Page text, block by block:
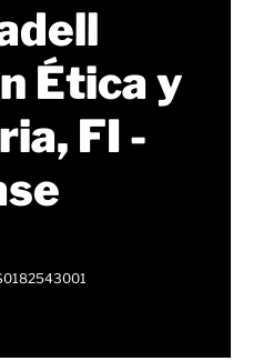
Ética y
FI -